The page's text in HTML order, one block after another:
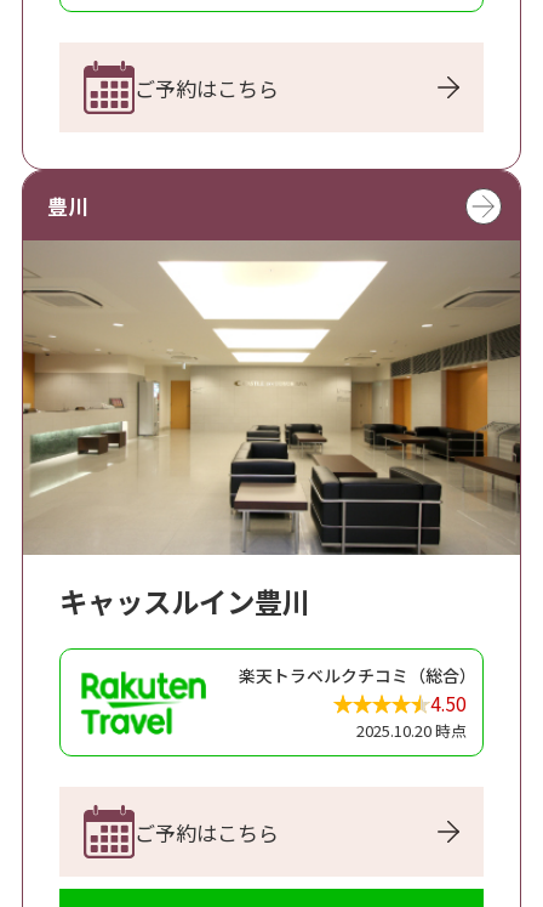
ご予約はこちら
豊川
キャッスルイン豊川
楽天トラベルクチコミ（総合）
4.50
2025.10.20 時点
ご予約はこちら